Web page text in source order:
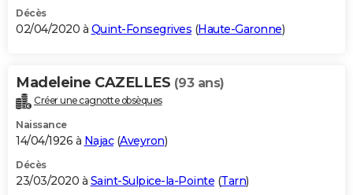
Décès
02/04/2020 à Quint-Fonsegrives (Haute-Garonne)
Madeleine CAZELLES (93 ans)
Créer une cagnotte obsèques
Naissance
14/04/1926 à Najac(Aveyron)
Décès
23/03/2020 à Saint-Sulpice-la-Pointe (Tarn)